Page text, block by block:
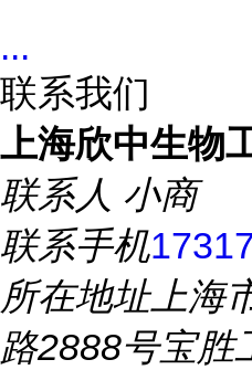
...
联系我们
上海欣中生物
联系人 小商
联系手机
所在地址上海
路2888号宝胜